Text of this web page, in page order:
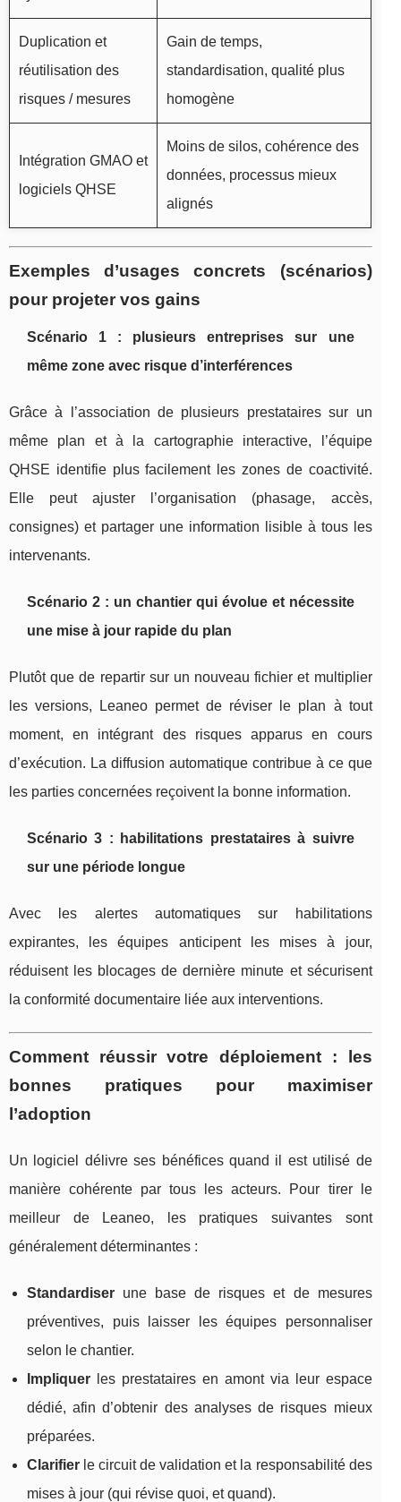
Duplication et
réutilisation des
risques / mesures
Gain de temps,
standardisation, qualité plus
homogène
Intégration GMAO et
logiciels QHSE
Moins de silos, cohérence des
données, processus mieux
alignés
Exemples d’usages concrets (scénarios)
pour projeter vos gains
Scénario 1 : plusieurs entreprises sur une
même zone avec risque d’interférences
Grâce à l’association de plusieurs prestataires sur un
même plan et à la cartographie interactive, l’équipe
QHSE identifie plus facilement les zones de coactivité.
Elle peut ajuster l’organisation (phasage, accès,
consignes) et partager une information lisible à tous les
intervenants.
Scénario 2 : un chantier qui évolue et nécessite
une mise à jour rapide du plan
Plutôt que de repartir sur un nouveau fichier et multiplier
les versions, Leaneo permet de réviser le plan à tout
moment, en intégrant des risques apparus en cours
d’exécution. La diffusion automatique contribue à ce que
les parties concernées reçoivent la bonne information.
Scénario 3 : habilitations prestataires à suivre
sur une période longue
Avec les alertes automatiques sur habilitations
expirantes, les équipes anticipent les mises à jour,
réduisent les blocages de dernière minute et sécurisent
la conformité documentaire liée aux interventions.
Comment réussir votre déploiement : les
bonnes pratiques pour maximiser
l’adoption
Un logiciel délivre ses bénéfices quand il est utilisé de
manière cohérente par tous les acteurs. Pour tirer le
meilleur de Leaneo, les pratiques suivantes sont
généralement déterminantes :
Standardiser une base de risques et de mesures
préventives, puis laisser les équipes personnaliser
selon le chantier.
Impliquer les prestataires en amont via leur espace
dédié, afin d’obtenir des analyses de risques mieux
préparées.
Clarifier le circuit de validation et la responsabilité des
mises à jour (qui révise quoi, et quand).